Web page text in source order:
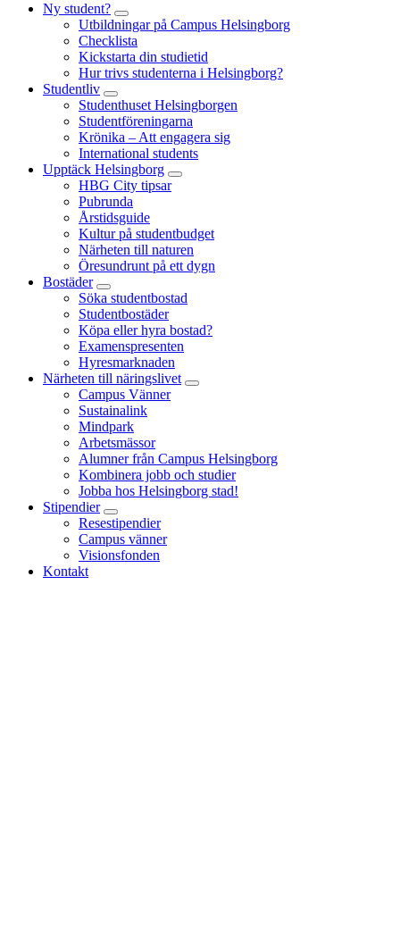
Ny student?
Utbildningar på Campus Helsingborg
Checklista
Kickstarta din studietid
Hur trivs studenterna i Helsingborg?
Studentliv
Studenthuset Helsingborgen
Studentföreningarna
Krönika – Att engagera sig
International students
Upptäck Helsingborg
HBG City tipsar
Pubrunda
Årstidsguide
Kultur på studentbudget
Närheten till naturen
Öresundrunt på ett dygn
Bostäder
Söka studentbostad
Studentbostäder
Köpa eller hyra bostad?
Examenspresenten
Hyresmarknaden
Närheten till näringslivet
Campus Vänner
Sustainalink
Mindpark
Arbetsmässor
Alumner från Campus Helsingborg
Kombinera jobb och studier
Jobba hos Helsingborg stad!
Stipendier
Resestipendier
Campus vänner
Visionsfonden
Kontakt